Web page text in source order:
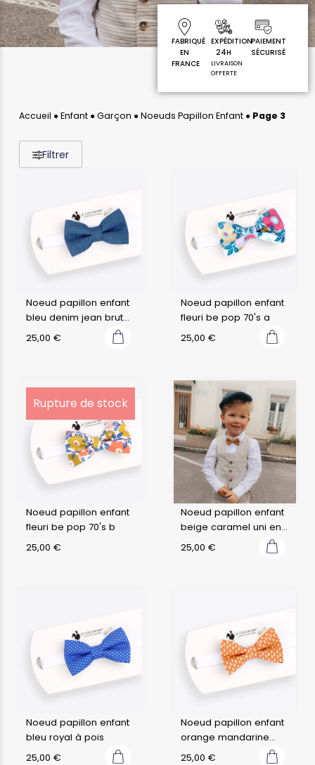
FABRIQUÉ
EN
FRANCE
EXPÉDITION
24H
LIVRAISON
OFFERTE
PAIEMENT
SÉCURISÉ
Accueil ●Enfant●Garçon ●Noeuds Papillon Enfant● Page 3
Filtrer
Noeud papillon enfant
bleu denim jean brut
foncé
25,00 €
Noeud papillon enfant
fleuri be pop 70's a
25,00 €
Rupture de stock
Noeud papillon enfant
fleuri be pop 70's b
25,00 €
Noeud papillon enfant
beige caramel uni en
lin
25,00 €
Noeud papillon enfant
bleu royal à pois
25,00 €
Noeud papillon enfant
orange mandarine
croissant
25,00 €